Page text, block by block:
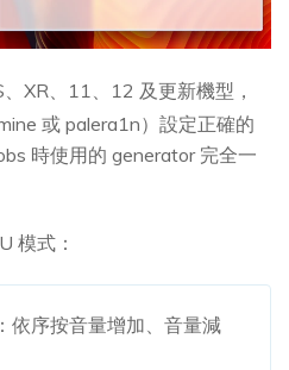
XR、11、12 及更新機型，
或 palera1n）設定正確的
時使用的 generator 完全一
模式：
依序按音量增加、音量減